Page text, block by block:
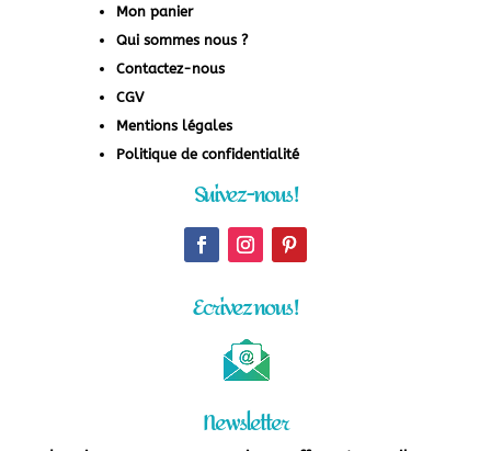
Mon panier
Qui sommes nous ?
Contactez-nous
CGV
Mentions légales
Politique de confidentialité
Suivez-nous !
Ecrivez nous !
Newsletter